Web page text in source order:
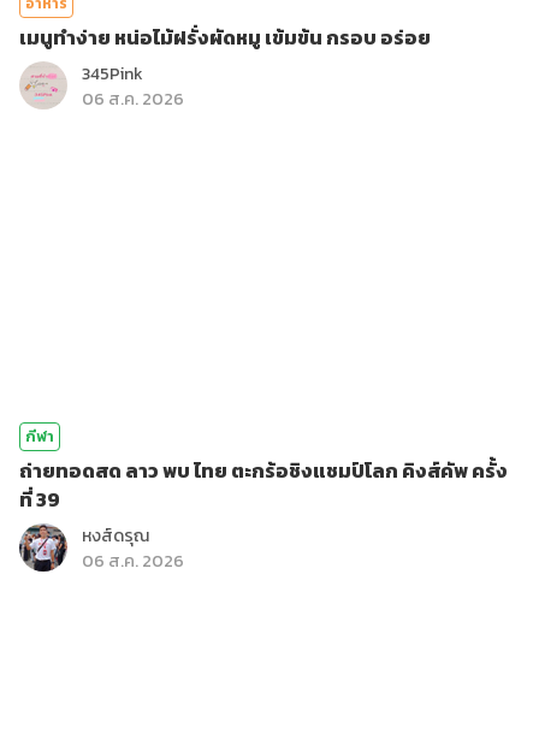
เมนูทำง่าย หน่อไม้ฝรั่งผัดหมู เข้มข้น กรอบ อร่อย
345Pink
06 ส.ค. 2026
กีฬา
ถ่ายทอดสด ลาว พบ ไทย ตะกร้อชิงแชมป์โลก คิงส์คัพ ครั้ง
ที่ 39
หงส์ดรุณ
06 ส.ค. 2026